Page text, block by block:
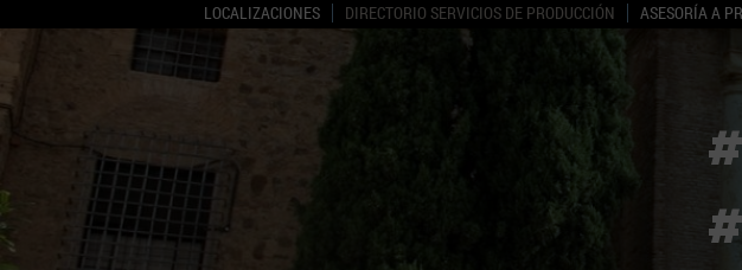
LOCALIZACIONES DIRECTORIO SERVICIOS DE PRODUCCIÓN ASESORÍA A